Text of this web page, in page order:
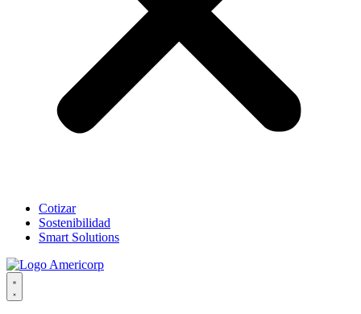
Cotizar
Sostenibilidad
Smart Solutions